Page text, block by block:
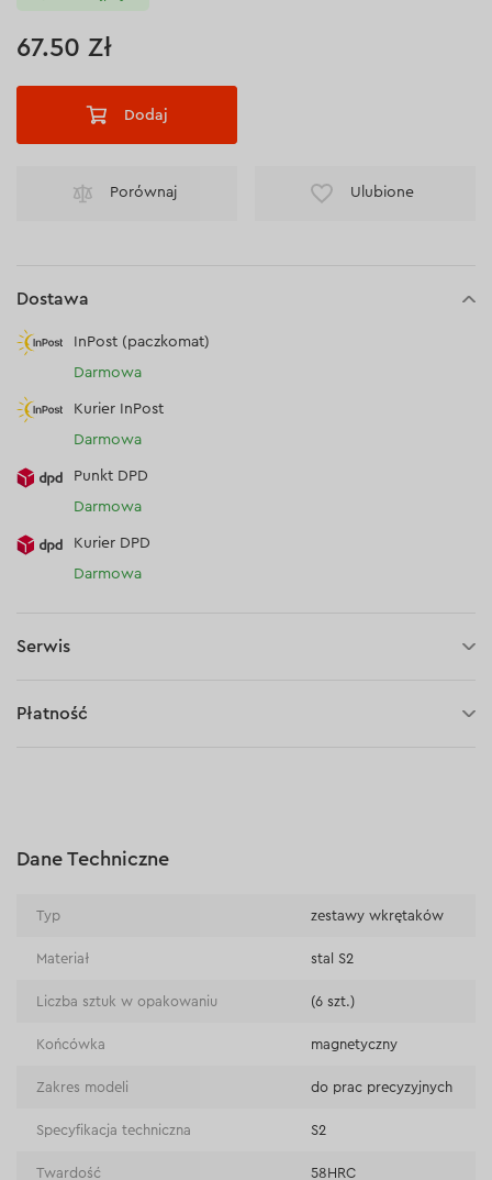
67.50 Zł
Dodaj
Porównaj Ulubione
Dostawa
InPost (paczkomat)
Darmowa
Kurier InPost
Darmowa
Punkt DPD
Darmowa
Kurier DPD
Darmowa
Serwis
Płatność
Płatność na rachunek bieżący (przelew tradycyjny)
Dane Techniczne
Typ zestawy wkrętaków
Materiał stal S2
Liczba sztuk w opakowaniu (6 szt.)
Końcówka magnetyczny
Zakres modeli do prac precyzyjnych
Specyfikacja techniczna S2
Twardość 58HRC